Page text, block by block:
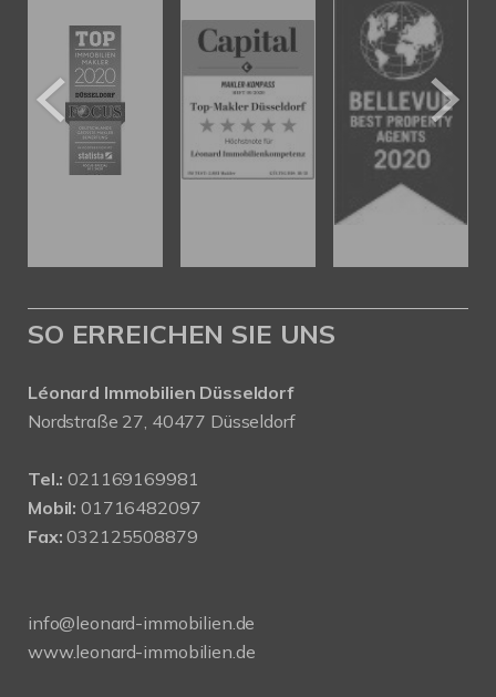
SO ERREICHEN SIE UNS
Léonard Immobilien Düsseldorf
Nordstraße 27, 40477 Düsseldorf
Tel.: 021169169981
Mobil: 01716482097
Fax: 032125508879
info@leonard-immobilien.de
www.leonard-immobilien.de